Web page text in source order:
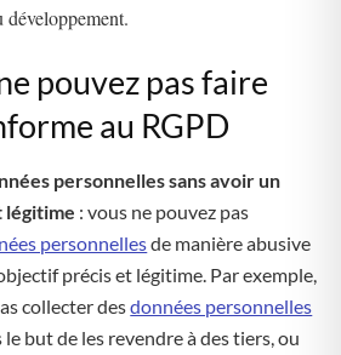
développement.
pouvez pas faire
au RGPD
personnelles sans avoir un
légitime : vous ne pouvez pas
personnellesde manière abusive
précis et légitime. Par exemple,
collecter desdonnées personnelles
but de les revendre à des tiers, ou